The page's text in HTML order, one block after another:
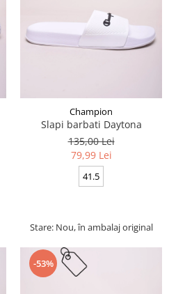
Champion
Slapi barbati Daytona
135,00 Lei
79,99 Lei
41.5
Stare: Nou, în ambalaj original
-53%